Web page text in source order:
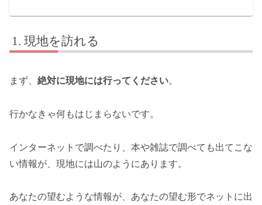
現地を訪れる
まず、 絶対に現地には行ってください。
行かなきゃ何もはじまらないです。
インターネットで調べたり、本や雑誌で調べても出てこな
い情報が、現地には山のようにあります。
あなたの望むような情報が、あなたの望む形でネットに出